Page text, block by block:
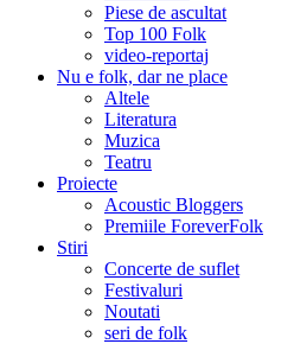
Piese de ascultat
Top 100 Folk
video-reportaj
Nu e folk, dar ne place
Altele
Literatura
Muzica
Teatru
Proiecte
Acoustic Bloggers
Premiile ForeverFolk
Stiri
Concerte de suflet
Festivaluri
Noutati
seri de folk